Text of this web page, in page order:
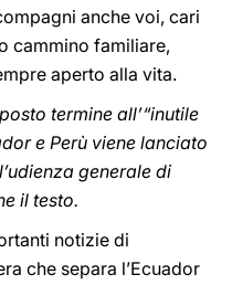
anche voi, cari
cammino familiare,
aperto alla vita.
termine all’“inutile
e Perù viene lanciato
generale di
il testo.
notizie di
che separa l’Ecuador